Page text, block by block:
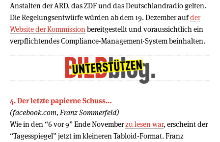
Anstalten der ARD, das ZDF und das Deutschlandradio gelten.
Die Regelungsentwürfe würden ab dem 19. Dezember aufder
Website der Kommission bereitgestellt und voraussichtlich ein
verpflichtendes Compliance-Management-System beinhalten.
4. Der letzte papierne Schuss…
(facebook.com, Franz Sommerfeld)
Wie in den “6 vor 9” Ende Novemberzu lesen war, erscheint der
“Tagesspiegel” jetzt im kleineren Tabloid-Format. Franz